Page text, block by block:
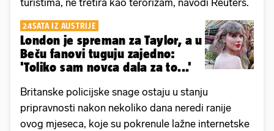
turistima, ne tretira kao terorizam, navodi Reuters.
24SATA IZ AUSTRIJE
London je spreman za Taylor, a u
Beču fanovi tuguju zajedno:
'Toliko sam novca dala za to...'
Britanske policijske snage ostaju u stanju
pripravnosti nakon nekoliko dana neredi ranije
ovog mjeseca, koje su pokrenule lažne internetske